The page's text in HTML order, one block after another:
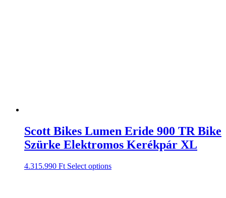
Scott Bikes Lumen Eride 900 TR Bike
Szürke Elektromos Kerékpár XL
4.315.990 Ft Select options